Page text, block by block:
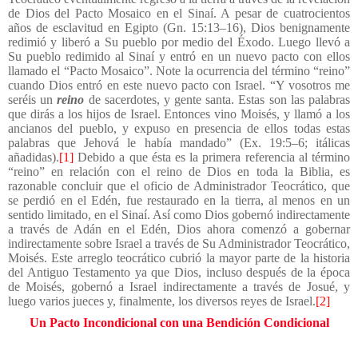
de Dios del Pacto Mosaico en el Sinaí. A pesar de cuatrocientos
años de esclavitud en Egipto (Gn. 15:13–16), Dios benignamente
redimió y liberó a Su pueblo por medio del Éxodo. Luego llevó a
Su pueblo redimido al Sinaí y entró en un nuevo pacto con ellos
llamado el “Pacto Mosaico”. Note la ocurrencia del término “reino”
cuando Dios entró en este nuevo pacto con Israel. “Y vosotros me
seréis unreino de sacerdotes, y gente santa. Estas son las palabras
que dirás a los hijos de Israel. Entonces vino Moisés, y llamó a los
ancianos del pueblo, y expuso en presencia de ellos todas estas
palabras que Jehová le había mandado” (Ex. 19:5–6; itálicas
añadidas).[1] Debido a que ésta es la primera referencia al término
“reino” en relación con el reino de Dios en toda la Biblia, es
razonable concluir que el oficio de Administrador Teocrático, que
se perdió en el Edén, fue restaurado en la tierra, al menos en un
sentido limitado, en el Sinaí. Así como Dios gobernó indirectamente
a través de Adán en el Edén, Dios ahora comenzó a gobernar
indirectamente sobre Israel a través de Su Administrador Teocrático,
Moisés. Este arreglo teocrático cubrió la mayor parte de la historia
del Antiguo Testamento ya que Dios, incluso después de la época
de Moisés, gobernó a Israel indirectamente a través de Josué, y
luego varios jueces y, finalmente, los diversos reyes de Israel.[2]
Un Pacto Incondicional con una Bendición Condicional